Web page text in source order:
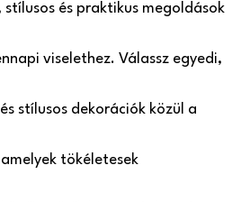
és praktikus megoldások
viselethez. Válassz egyedi,
stílusos dekorációk közül a
tökéletesek